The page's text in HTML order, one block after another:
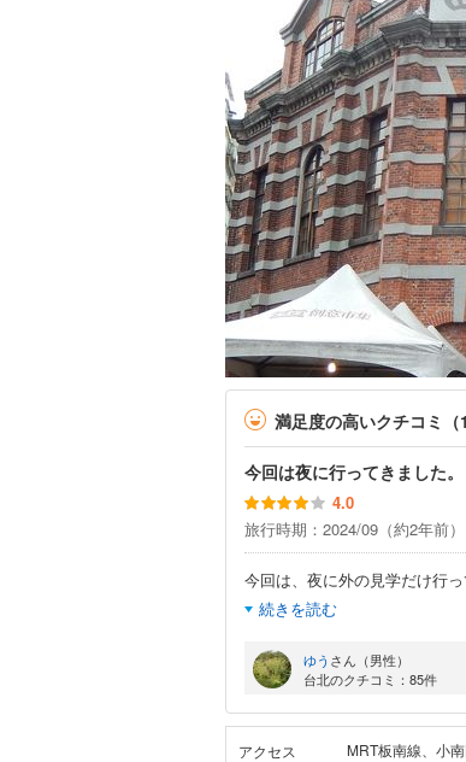
満足度の高いクチコミ（
今回は夜に行ってきました。
4.0
旅行時期：2024/09（約2年前）
今回は、夜に外の見学だけ行
続きを読む
ゆう さん（男性）
台北のクチコミ：85件
アクセス MRT板南線、小